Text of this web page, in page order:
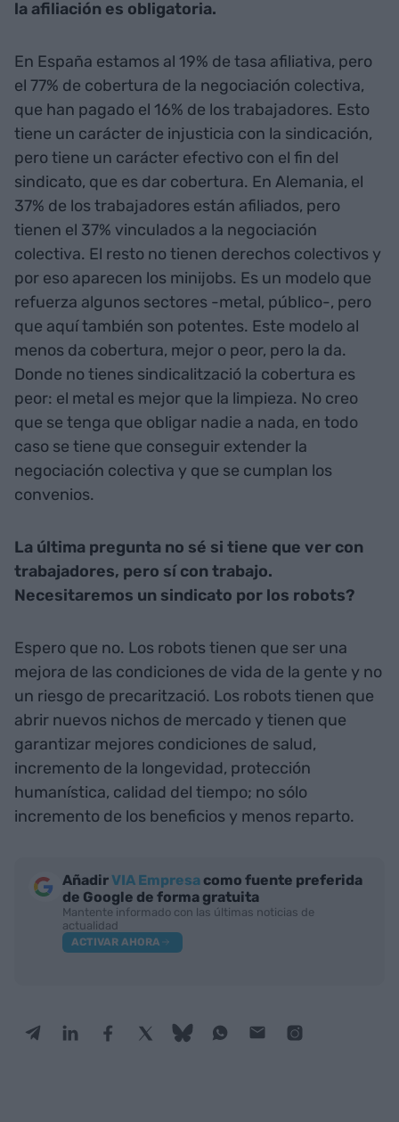
la afiliación es obligatoria.
En España estamos al 19% de tasa afiliativa, pero
el 77% de cobertura de la negociación colectiva,
que han pagado el 16% de los trabajadores. Esto
tiene un carácter de injusticia con la sindicación,
pero tiene un carácter efectivo con el fin del
sindicato, que es dar cobertura. En Alemania, el
37% de los trabajadores están afiliados, pero
tienen el 37% vinculados a la negociación
colectiva. El resto no tienen derechos colectivos y
por eso aparecen los minijobs. Es un modelo que
refuerza algunos sectores -metal, público-, pero
que aquí también son potentes. Este modelo al
menos da cobertura, mejor o peor, pero la da.
Donde no tienes sindicalització la cobertura es
peor: el metal es mejor que la limpieza. No creo
que se tenga que obligar nadie a nada, en todo
caso se tiene que conseguir extender la
negociación colectiva y que se cumplan los
convenios.
La última pregunta no sé si tiene que ver con
trabajadores, pero sí con trabajo.
Necesitaremos un sindicato por los robots?
Espero que no. Los robots tienen que ser una
mejora de las condiciones de vida de la gente y no
un riesgo de precarització. Los robots tienen que
abrir nuevos nichos de mercado y tienen que
garantizar mejores condiciones de salud,
incremento de la longevidad, protección
humanística, calidad del tiempo; no sólo
incremento de los beneficios y menos reparto.
AñadirVIA Empresa como fuente preferida
de Google de forma gratuita
Mantente informado con las últimas noticias de
actualidad
ACTIVAR AHORA